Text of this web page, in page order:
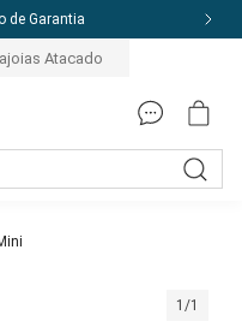
de Garantia
Atacado
1/1